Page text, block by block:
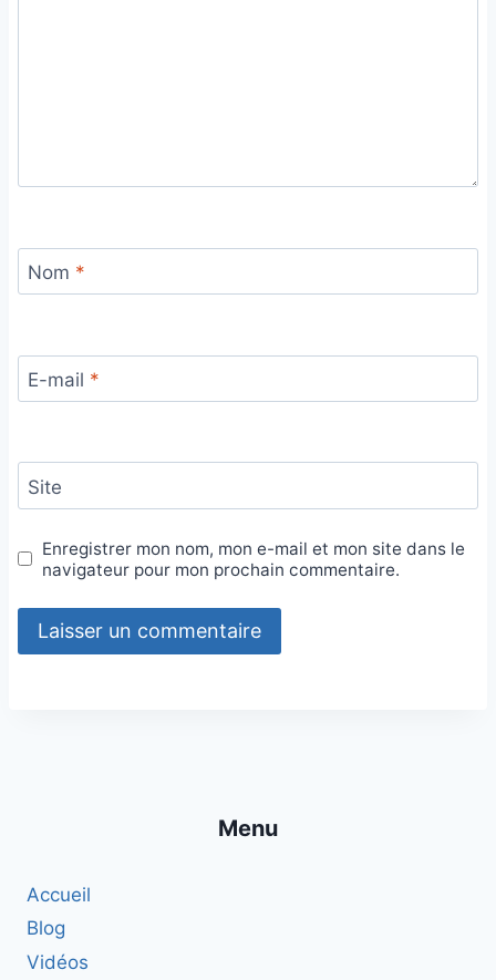
Nom *
E-mail *
Site
Enregistrer mon nom, mon e-mail et mon site dans le
navigateur pour mon prochain commentaire.
Menu
Accueil
Blog
Vidéos